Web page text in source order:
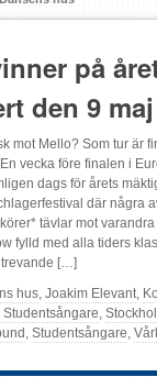
på
den 9 maj
mot Mello? Som tur är
vecka före finalen i
dags för årets
där några
tävlar mot
fylld med alla tiders
trevande […]
hus, Joakim Elevant,
,
, Studentsångare,